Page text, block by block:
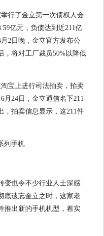
行了金立第一次债权人会
亿元，负债达到近211亿
2日晚，金立官方发布公
，将对工厂裁员50%以降低
宝上进行司法拍卖，拍卖
月24日，金立通信名下211
，拍卖信息显示，这211件
变也令不少行业人士深感
底遗忘金立之时，这家老
推出新的手机机型，着实